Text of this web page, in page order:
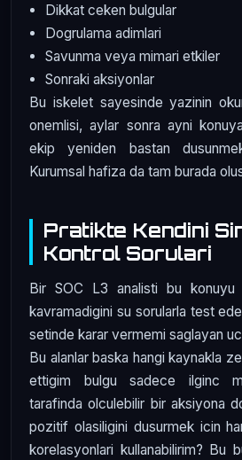
Dikkat ceken bulgular
Dogrulama adimlari
Savunma veya mimari etkiler
Sonraki aksiyonlar
Bu iskelet sayesinde yazinin
onemlisi, aylar sonra ayni
ekip yeniden bastan
Kurumsal hafiza da tam burada
Pratikte Kendini
Kontrol Sorulari
Bir SOC L3 analisti bu konuyu
kavramadigini su sorularla test
setinde karar vermemi saglayan
Bu alanlar baska hangi kaynakla
ettigim bulgu sadece ilginc
tarafinda olculebilir bir aksiyona
pozitif olasiligini dusurmek icin
korelasyonlari kullanabilirim? Bu